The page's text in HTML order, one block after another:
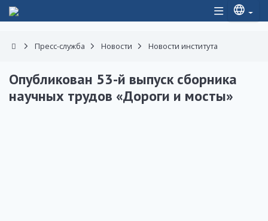
Пресс-служба Новости Новости института
Опубликован 53-й выпуск сборника
научных трудов «Дороги и мосты»